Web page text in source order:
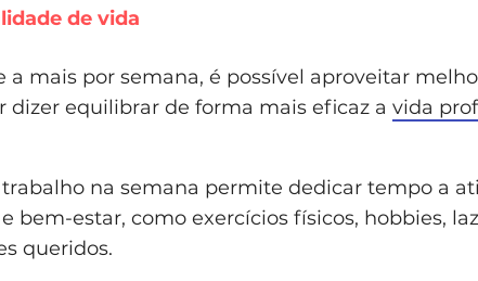
de vida
a mais por semana, é possível aproveitar
dizer equilibrar de forma mais eficaz a vida
na semana permite dedicar tempo a
bem-estar, como exercícios físicos, hobbies,
queridos.